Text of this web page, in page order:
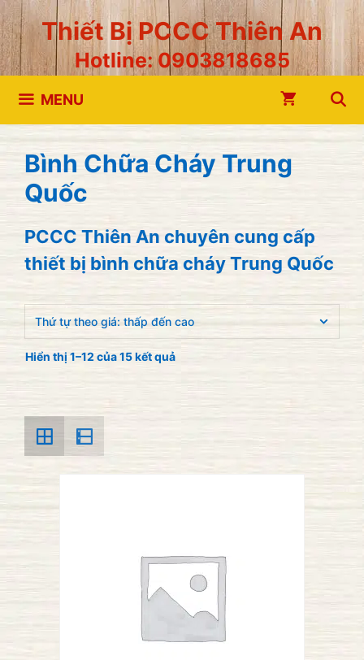
Chuyển
đến
nội
dung
Thiết Bị PCCC Thiên An
Hotline: 0903818685
MENU
Bình Chữa Cháy Trung
Quốc
PCCC Thiên An chuyên cung cấp
thiết bị bình chữa cháy Trung Quốc
Hiển thị 1–12 của 15 kết quả